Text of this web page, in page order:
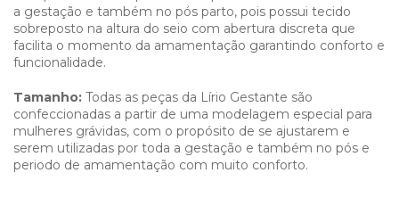
a gestação e também no pós parto, pois possui tecido
sobreposto na altura do seio com abertura discreta que
facilita o momento da amamentação garantindo conforto e
funcionalidade.
Tamanho: Todas as peças da Lírio Gestante são
confeccionadas a partir de uma modelagem especial para
mulheres grávidas, com o propósito de se ajustarem e
serem utilizadas por toda a gestação e também no pós e
periodo de amamentação com muito conforto.